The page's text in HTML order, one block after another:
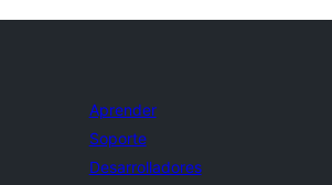
Aprender
Soporte
Desarrolladores